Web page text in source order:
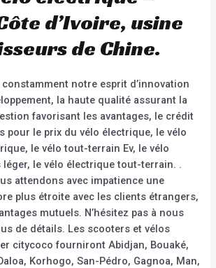
d’Ivoire, usine
de Chine.
notre esprit d’innovation
la haute qualité assurant la
favorisant les avantages, le crédit
pour le prix du vélo électrique, le vélo
le vélo tout-terrain Ev, le vélo
le vélo électrique tout-terrain. .
attendons avec impatience une
plus étroite avec les clients étrangers,
mutuels. N’hésitez pas à nous
de détails. Les scooters et vélos
citycoco fourniront Abidjan, Bouaké,
Korhogo, San-Pédro, Gagnoa, Man,